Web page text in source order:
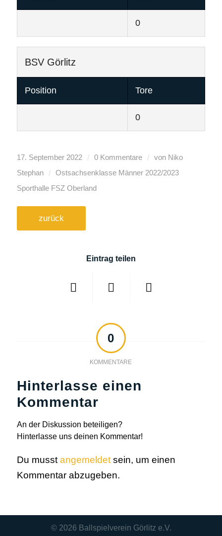
0
BSV Görlitz
Position Tore
0
17. September 2022 / 0 Kommentare / von Niko
Stephan
/ Ostsachsenklasse Männer 2022/2023
Sporthalle FSZ Oberland
zurück
Eintrag teilen
0
KOMMENTARE
Hinterlasse einen
Kommentar
An der Diskussion beteiligen?
Hinterlasse uns deinen Kommentar!
Du musst angemeldetsein, um einen
Kommentar abzugeben.
© 2026 Ballspielverein Görlitz e.V.